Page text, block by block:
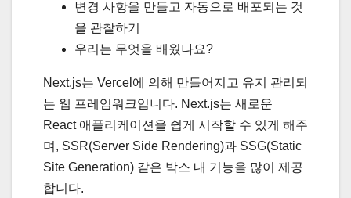
변경 사항을 만들고 자동으로 배포되는 것
을 관찰하기
우리는 무엇을 배웠나요?
Next.js는 Vercel에 의해 만들어지고 유지 관리되
는 웹 프레임워크입니다. Next.js는 새로운
React 애플리케이션을 쉽게 시작할 수 있게 해주
며, SSR(Server Side Rendering)과 SSG(Static
Site Generation) 같은 박스 내 기능을 많이 제공
합니다.